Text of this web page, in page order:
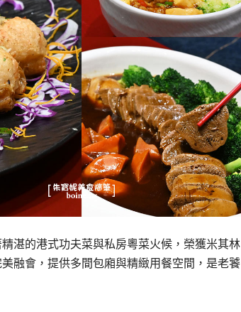
湛的港式功夫菜與私房粵菜火候，榮獲米其林
融會，提供多間包廂與精緻用餐空間，是老饕